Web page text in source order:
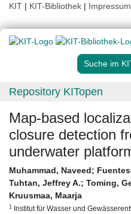
KIT | KIT-Bibliothek | Impressum
Suche im
Repository KITopen
Map-based
closure detection
underwater
Muhammad, Naveed;
Tuhtan, Jeffrey A.; Toming,
Kruusmaa, Maarja
1 Institut für Wasser und